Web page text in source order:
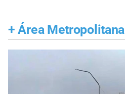
+ Área Metropolitana